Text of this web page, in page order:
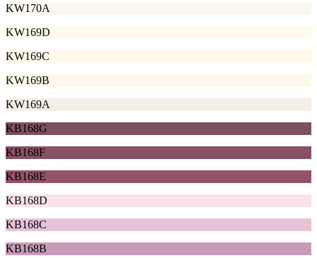
KW170A
KW169D
KW169C
KW169B
KW169A
KB168G
KB168F
KB168E
KB168D
KB168C
KB168B